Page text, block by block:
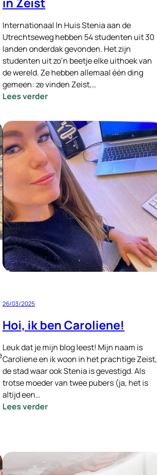
Internationaal In Huis Stenia aan de
Utrechtseweg hebben 54 studenten uit 30
landen onderdak gevonden. Het zijn
studenten uit zo’n beetje elke uithoek van
de wereld. Ze hebben allemaal één ding
gemeen: ze vinden Zeist,…
Lees verder:
studenten,
aandacht-
groepen
en
bedrijven
hebben
een
plek
gevonden
in
Zeist
26/03/2025
Hoi, ik ben Caroliene!
Leuk dat je mijn blog leest! Mijn naam is
Caroliene en ik woon in het prachtige Zeist,
de stad waar ook Stenia is gevestigd. Als
trotse moeder van twee pubers (ja, het is
altijd een…
Lees verder:
Caroliene!